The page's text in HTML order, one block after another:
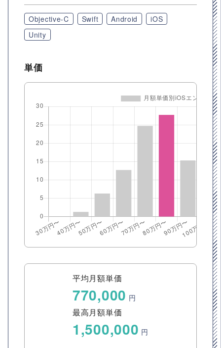
Objective-C Swift Android
iOS
Unity
単価
平均月額単価
770,000 円
最高月額単価
1,500,000 円